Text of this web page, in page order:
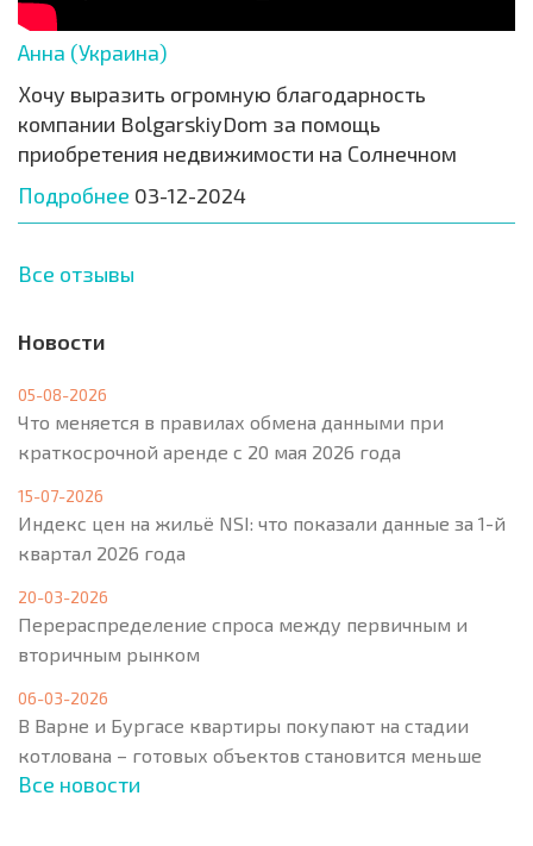
Анна (Украина)
Хочу выразить огромную благодарность
компании BolgarskiyDom за помощь
приобретения недвижимости на Солнечном
Подробнее 03-12-2024
Все отзывы
Новости
05-08-2026
Что меняется в правилах обмена данными при
краткосрочной аренде с 20 мая 2026 года
15-07-2026
Индекс цен на жильё NSI: что показали данные за 1-й
квартал 2026 года
20-03-2026
Перераспределение спроса между первичным и
вторичным рынком
06-03-2026
В Варне и Бургасе квартиры покупают на стадии
котлована – готовых объектов становится меньше
Все новости